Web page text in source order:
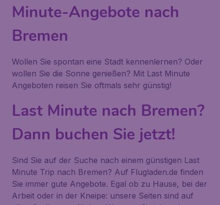
Minute-Angebote nach
Bremen
Wollen Sie spontan eine Stadt kennenlernen? Oder
wollen Sie die Sonne genießen? Mit Last Minute
Angeboten reisen Sie oftmals sehr günstig!
Last Minute nach Bremen?
Dann buchen Sie jetzt!
Sind Sie auf der Suche nach einem günstigen Last
Minute Trip nach Bremen? Auf Flugladen.de finden
Sie immer gute Angebote. Egal ob zu Hause, bei der
Arbeit oder in der Kneipe: unsere Seiten sind auf